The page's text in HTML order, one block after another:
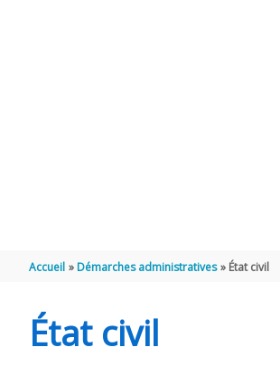
Accueil Démarches administratives État civil
État civil